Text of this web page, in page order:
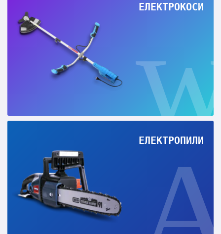
ЕЛЕКТРОКОСИ
ЕЛЕКТРОПИЛИ